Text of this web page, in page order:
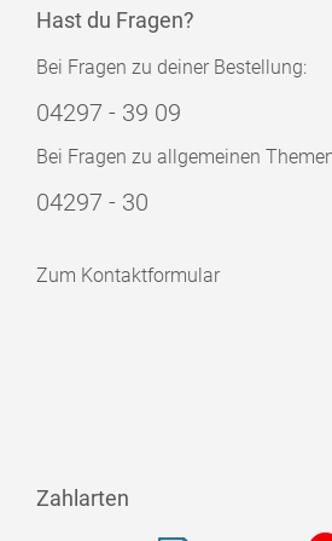
Hast du Fragen?
Bei Fragen zu deiner Bestellung:
04297 - 39 09
Bei Fragen zu allgemeinen
04297 - 30
Zum Kontaktformular
Zahlarten